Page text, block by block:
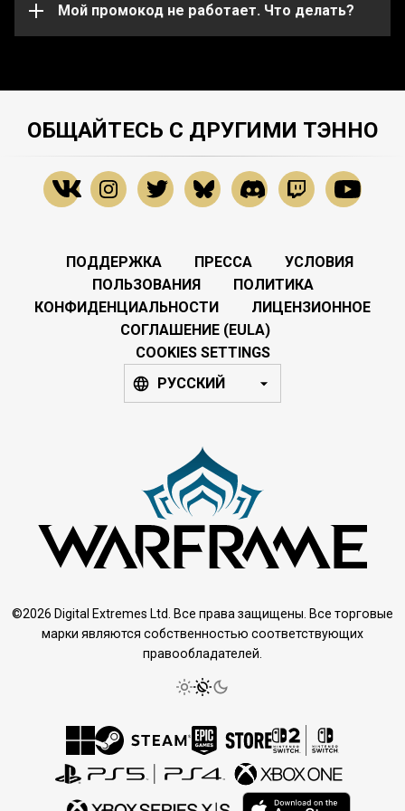
Мой промокод не работает. Что делать?
службу поддержки.
ОБЩАЙТЕСЬ С ДРУГИМИ ТЭННО
ПОДДЕРЖКА ПРЕССА
УСЛОВИЯ
ПОЛЬЗОВАНИЯ
ПОЛИТИКА
КОНФИДЕНЦИАЛЬНОСТИ
ЛИЦЕНЗИОННОЕ
СОГЛАШЕНИЕ (EULA)
COOKIES SETTINGS
РУССКИЙ
©2026 Digital Extremes Ltd. Все права защищены. Все торговые
марки являются собственностью соответствующих
правообладателей.